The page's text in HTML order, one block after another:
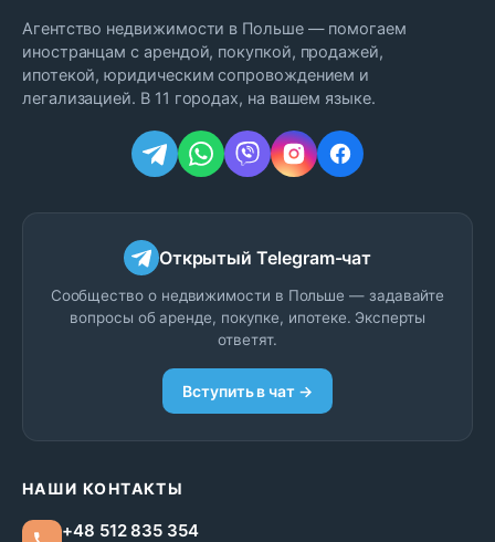
Агентство недвижимости в Польше — помогаем
иностранцам с арендой, покупкой, продажей,
ипотекой, юридическим сопровождением и
легализацией. В 11 городах, на вашем языке.
Открытый Telegram-чат
Сообщество о недвижимости в Польше — задавайте
вопросы об аренде, покупке, ипотеке. Эксперты
ответят.
Вступить в чат →
НАШИ КОНТАКТЫ
+48 512 835 354